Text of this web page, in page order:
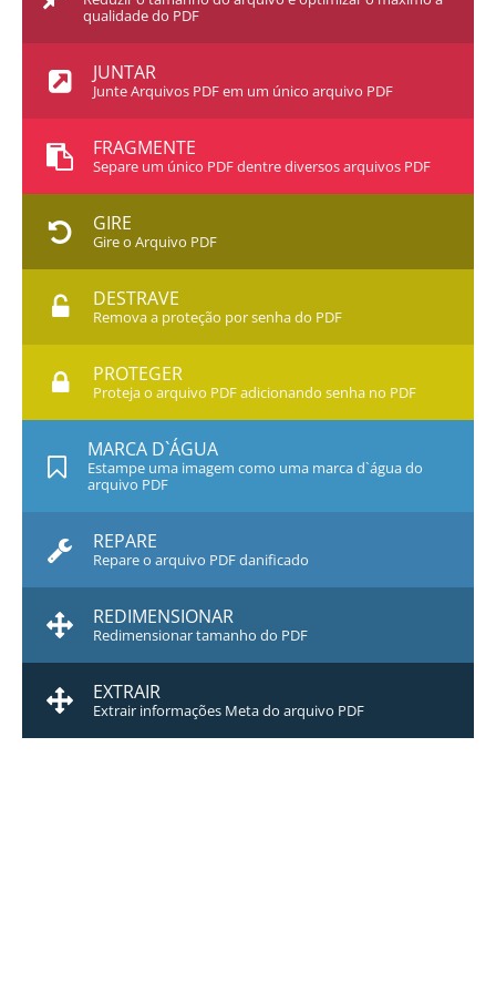
qualidade do PDF
JUNTAR
Junte Arquivos PDF em um único arquivo PDF
FRAGMENTE
Separe um único PDF dentre diversos arquivos PDF
GIRE
Gire o Arquivo PDF
DESTRAVE
Remova a proteção por senha do PDF
PROTEGER
Proteja o arquivo PDF adicionando senha no PDF
MARCA D`ÁGUA
Estampe uma imagem como uma marca d`água do
arquivo PDF
REPARE
Repare o arquivo PDF danificado
REDIMENSIONAR
Redimensionar tamanho do PDF
EXTRAIR
Extrair informações Meta do arquivo PDF